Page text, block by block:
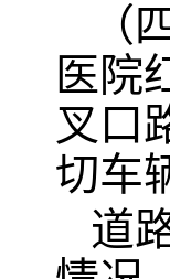
（
医院
叉口
切车
道